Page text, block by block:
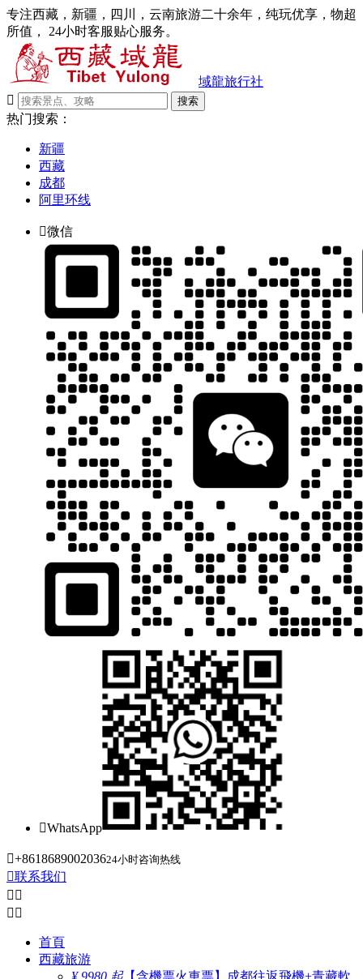
专注西藏，新疆，四川，云南旅游二十余年，纯玩优享，物超
所值， 24小时客服贴心服务。
域龍旅行社

搜索
热门搜索：
新疆
西藏
成都
阿里环线
微信
WhatsApp
+861868900203624小时咨询热线
联系我们
 
 
首頁
西藏旅游
¥ 9980 起【含機票火車票】成都往返飛機+青藏軟